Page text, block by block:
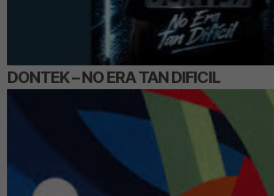
DONTEK – NO ERA TAN DIFICIL